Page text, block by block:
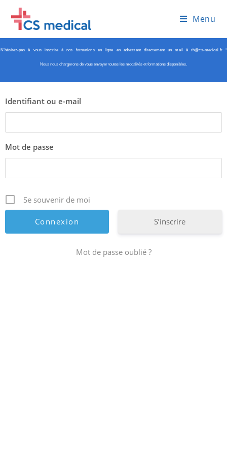
Menu
N’hésitez-pas à vous inscrire à nos formations en ligne en adressant directement un mail à rh@cs-medical.fr !
Nous nous chargerons de vous envoyer toutes les modalités et formations disponibles.
Identifiant ou e-mail
Mot de passe
Se souvenir de moi
S’inscrire
Mot de passe oublié ?